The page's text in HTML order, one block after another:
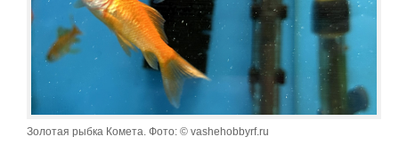
Золотая рыбка Комета. Фото: © vashehobbyrf.ru